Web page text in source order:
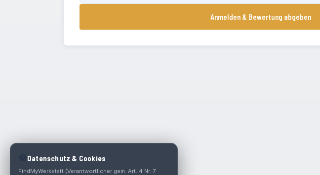
Anmelden & Bewertung abgeben
🍪 Datenschutz & Cookies
FindMyWerkstatt (Verantwortlicher gem. Art. 4 Nr. 7